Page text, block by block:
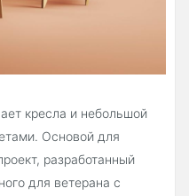
кресла и небольшой
Основой для
разработанный
для ветерана с